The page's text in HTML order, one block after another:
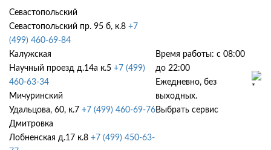
Севастопольский
Севастопольский пр. 95 б, к.8 +7
(499) 460-69-84
Калужская
Научный проезд д.14а к.5 +7 (499)
460-63-34
Мичуринский
Удальцова, 60, к.7 +7 (499) 460-69-76
Дмитровка
Лобненская д.17 к.8 +7 (499) 450-63-
Время работы: с 08:00
до 22:00
Ежедневно, без
выходных.
Выбрать сервис